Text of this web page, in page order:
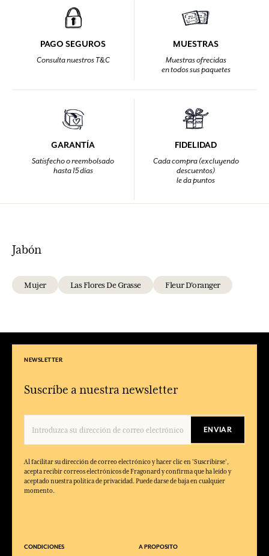
PAGO SEGUROS
Consulta nuestros T&C
MUESTRAS
Muestras ofrecidas
en todos sus paquetes
GARANTÍA
Satisfecho o reembolsado
hasta 15 días
FIDELIDAD
Cada compra (excluyendo
descuentos)
le da puntos
Jabón
Mujer Las Flores De Grasse Fleur D'oranger
NEWSLETTER
Suscríbe a nuestra newsletter
ENVIAR
Al facilitar su dirección de correo electrónico y hacer clic en 'Suscribirse',
acepta recibir correos electrónicos de Fragonard y confirma que ha leído y
aceptado nuestra política de privacidad. Puede darse de baja en cualquier
momento.
CONDICIONES A PROPOSITO